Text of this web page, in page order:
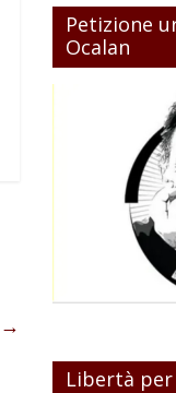
→
Petizione
Ocalan
Libertà per